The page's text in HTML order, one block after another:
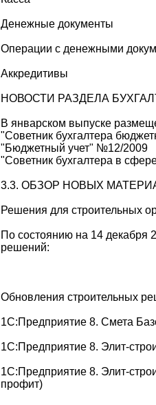
Денежные документы
Операции с денежными
Аккредитивы
НОВОСТИ РАЗДЕЛА
В январском выпуске
"Советник бухгалтера
"Бюджетный учет" №12/2009
"Советник бухгалтера в
3.3. ОБЗОР НОВЫХ
Решения для строительных
По состоянию на 14 декабря
решений:
Обновления строительных
1С:Предприятие 8. Смета
1C:Предприятие 8. Элит-
1C:Предприятие 8. Элит-
профит)